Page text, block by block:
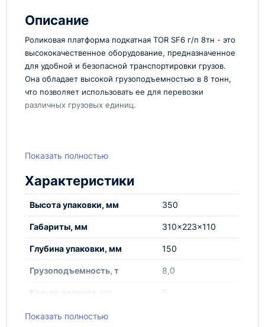
Описание
Роликовая платформа подкатная TOR SF6 г/п 8тн - это
высококачественное оборудование, предназначенное
для удобной и безопасной транспортировки грузов.
Она обладает высокой грузоподъемностью в 8 тонн,
что позволяет использовать ее для перевозки
различных грузовых единиц.
Преимущества роликовой
платформы подкатной TOR
SF6 г/п 8тн
платформа изготовлена из качественных
материалов, что обеспечивает ее долговечность и
2. Удобство использования. TOR SF6 г/п 8тн
оснащена специальными роликами, которые
облегчают перемещение грузов на платформе. Это
позволяет сократить время и усилия при погрузке и
3. Безопасность. Роликовая платформа имеет
Показать полностью
Характеристики
Высота упаковки, мм 350
Габариты, мм 310x223x110
Глубина упаковки, мм 150
Грузоподъемность, т 8,0
Кол-во роликов, шт 6
Тип
Показать полностью